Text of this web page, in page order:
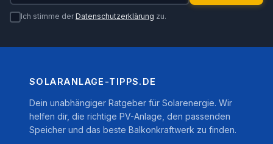
Ich stimme derDatenschutzerklärung zu.
SOLARANLAGE-TIPPS.DE
Dein unabhängiger Ratgeber für Solarenergie. Wir
helfen dir, die richtige PV-Anlage, den passenden
Speicher und das beste Balkonkraftwerk zu finden.